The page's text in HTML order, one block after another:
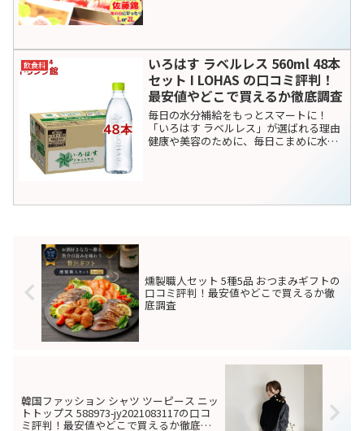
よかよ 10kgの口コミ評判！最安
値やどこで買えるか徹底調査
家事の時短と美味しさを両立！「洗わん
でよかよ」が選ばれる理由毎日の炊飯、
忙しい時間帯に「お米を研ぐ」という作
業は意外と負担に感じるものです。特に
寒い季節の水仕事は辛いもの。そんな悩
るいは週末のゆっくりとした晩酌。そん
な時間を格上げしてくれる「本物のつま
み」を探している方は多いはずです。今
山形県産さくらんぼ佐藤錦プレミ
粒の口コミ評判！最安値やどこで
買えるか徹底調査
母の日ギフトの新定番！山形県産さくら
んぼ「佐藤錦」プレミアムボックスが選